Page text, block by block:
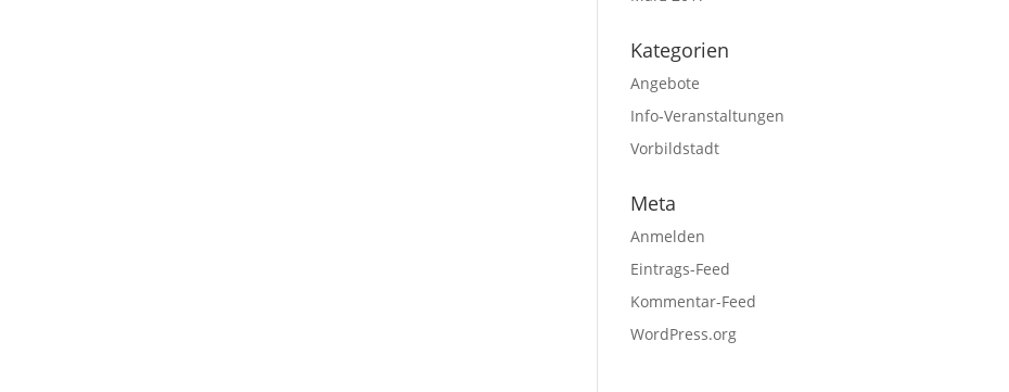
Kategorien
Angebote
Info-Veranstaltungen
Vorbildstadt
Meta
Anmelden
Eintrags-Feed
Kommentar-Feed
WordPress.org